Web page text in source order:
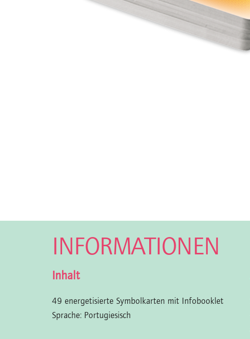
INFORMATIONEN
Inhalt
49 energetisierte Symbolkarten mit Infobooklet
Sprache: Portugiesisch